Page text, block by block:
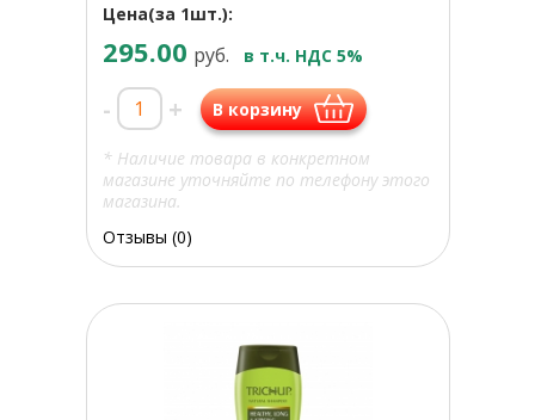
Цена(за 1шт.):
295.00 руб. в т.ч. НДС 5%
- + В корзину
* Наличие товара в конкретном
магазине уточняйте по телефону этого
магазина.
Отзывы (0)